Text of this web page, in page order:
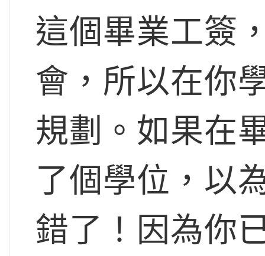
這個畢業工簽
會，所以在你
規劃。如果在
了個學位，以
錯了！因為你